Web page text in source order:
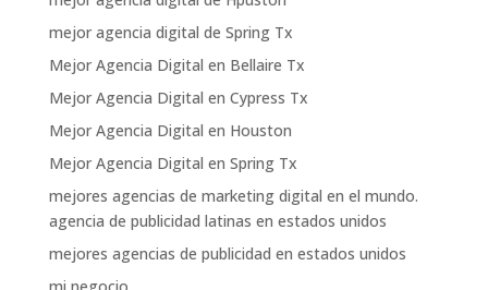
mejor agencia digital de Spring Tx
Mejor Agencia Digital en Bellaire Tx
Mejor Agencia Digital en Cypress Tx
Mejor Agencia Digital en Houston
Mejor Agencia Digital en Spring Tx
mejores agencias de marketing digital en el mundo.
agencia de publicidad latinas en estados unidos
mejores agencias de publicidad en estados unidos
mi negocio